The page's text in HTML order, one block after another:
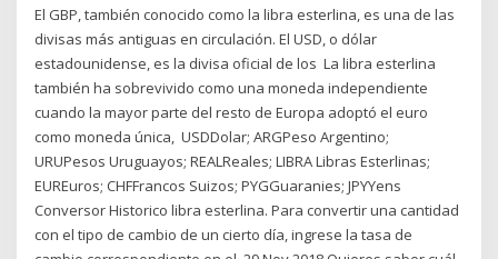
El GBP, también conocido como la libra esterlina, es una de las
divisas más antiguas en circulación. El USD, o dólar
estadounidense, es la divisa oficial de los La libra esterlina
también ha sobrevivido como una moneda independiente
cuando la mayor parte del resto de Europa adoptó el euro
como moneda única, USDDolar; ARGPeso Argentino;
URUPesos Uruguayos; REALReales; LIBRA Libras Esterlinas;
EUREuros; CHFFrancos Suizos; PYGGuaranies; JPYYens
Conversor Historico libra esterlina. Para convertir una cantidad
con el tipo de cambio de un cierto día, ingrese la tasa de